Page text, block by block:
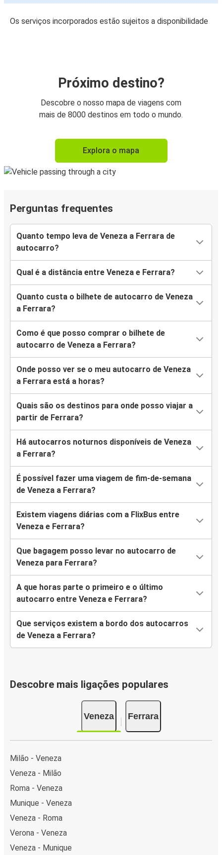
Os serviços incorporados estão sujeitos a disponibilidade
Próximo destino?
Descobre o nosso mapa de viagens com
mais de 8000 destinos em todo o mundo.
Explora o mapa
Perguntas frequentes
Quanto tempo leva de Veneza a Ferrara de
autocarro?
Qual é a distância entre Veneza e Ferrara?
Quanto custa o bilhete de autocarro de Veneza
a Ferrara?
Como é que posso comprar o bilhete de
autocarro de Veneza a Ferrara?
Onde posso ver se o meu autocarro de Veneza
a Ferrara está a horas?
Quais são os destinos para onde posso viajar a
partir de Ferrara?
Há autocarros noturnos disponíveis de Veneza
a Ferrara?
É possível fazer uma viagem de fim-de-semana
de Veneza a Ferrara?
Existem viagens diárias com a FlixBus entre
Veneza e Ferrara?
Que bagagem posso levar no autocarro de
Veneza para Ferrara?
A que horas parte o primeiro e o último
autocarro entre Veneza e Ferrara?
Que serviços existem a bordo dos autocarros
de Veneza a Ferrara?
Descobre mais ligações populares
Veneza Ferrara
Milão - Veneza
Veneza - Milão
Roma - Veneza
Munique - Veneza
Veneza - Roma
Verona - Veneza
Veneza - Munique